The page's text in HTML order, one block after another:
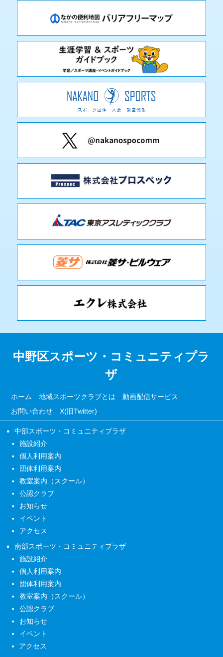
中野区スポーツ・コミュニティプラ
ザ
ホーム 地域スポーツクラブとは 動画配信サービス
お問い合わせ X(旧Twitter)
中部スポーツ・コミュニティプラザ
施設紹介
個人利用案内
団体利用案内
教室案内（スクール）
公認クラブ
お知らせ
イベント
アクセス
南部スポーツ・コミュニティプラザ
施設紹介
個人利用案内
団体利用案内
教室案内（スクール）
公認クラブ
お知らせ
イベント
アクセス